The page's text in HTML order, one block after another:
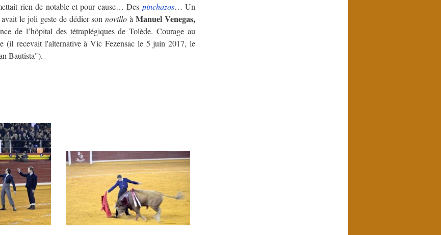
rien de notable et pour cause… Des pinchazos… Un
le joli geste de dédier sonnovillo àManuel Venegas,
de l’hôpital des tétraplégiques de Tolède. Courage au
(il recevait l'alternative à Vic Fezensac le 5 juin 2017, le
Bautista").